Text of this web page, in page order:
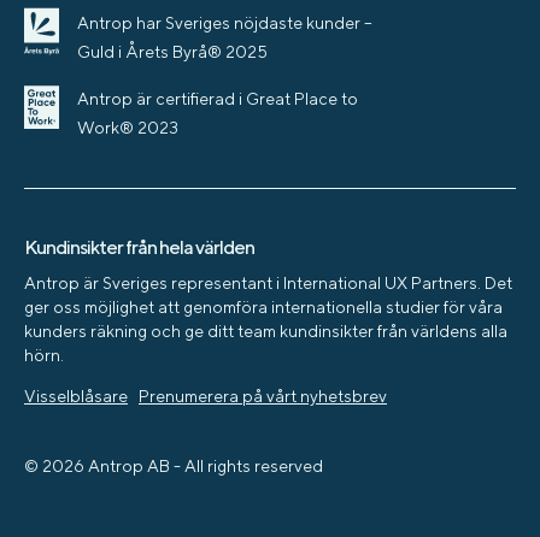
Antrop har Sveriges nöjdaste kunder –
Guld i Årets Byrå® 2025
Antrop är certifierad i Great Place to
Work® 2023
Kundinsikter från hela världen
Antrop är Sveriges representant i International UX Partners. Det
ger oss möjlighet att genomföra internationella studier för våra
kunders räkning och ge ditt team kundinsikter från världens alla
hörn.
Visselblåsare Prenumerera på vårt nyhetsbrev
© 2026 Antrop AB - All rights reserved